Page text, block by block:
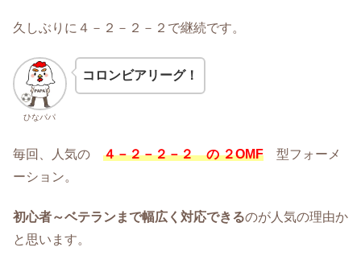
久しぶりに４－２－２－２で継続です。
ひなパパ
コロンビアリーグ！
毎回、人気の ４－２－２－２ の ２OMF 型フォーメ
ーション。
初心者～ベテランまで幅広く対応できるのが人気の理由か
と思います。